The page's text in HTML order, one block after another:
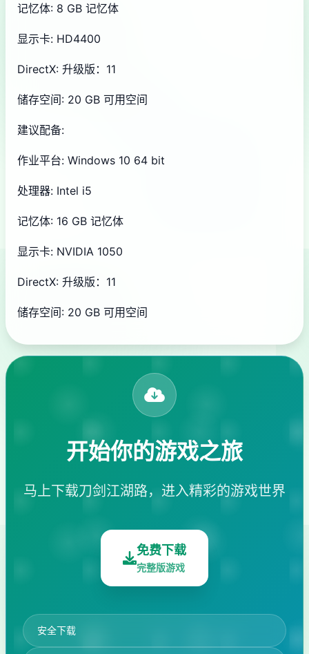
记忆体: 8 GB 记忆体
显示卡: HD4400
DirectX: 升级版：11
储存空间: 20 GB 可用空间
建议配备:
作业平台: Windows 10 64 bit
处理器: Intel i5
记忆体: 16 GB 记忆体
显示卡: NVIDIA 1050
DirectX: 升级版：11
储存空间: 20 GB 可用空间
开始你的游戏之旅
马上下载刀剑江湖路，进入精彩的游戏世界
免费下载
完整版游戏
安全下载